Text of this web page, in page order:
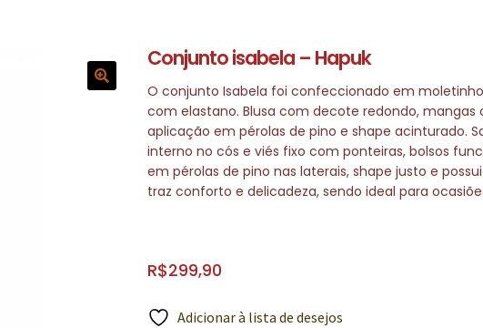
Conjunto isabela – Hapuk
O conjunto Isabela foi confeccionado em
com elastano. Blusa com decote redondo, mangas
aplicação em pérolas de pino e shape acinturado.
interno no cós e viés fixo com ponteiras, bolsos
em pérolas de pino nas laterais, shape justo e
traz conforto e delicadeza, sendo ideal para
R$299,90
Adicionar à lista de desejos